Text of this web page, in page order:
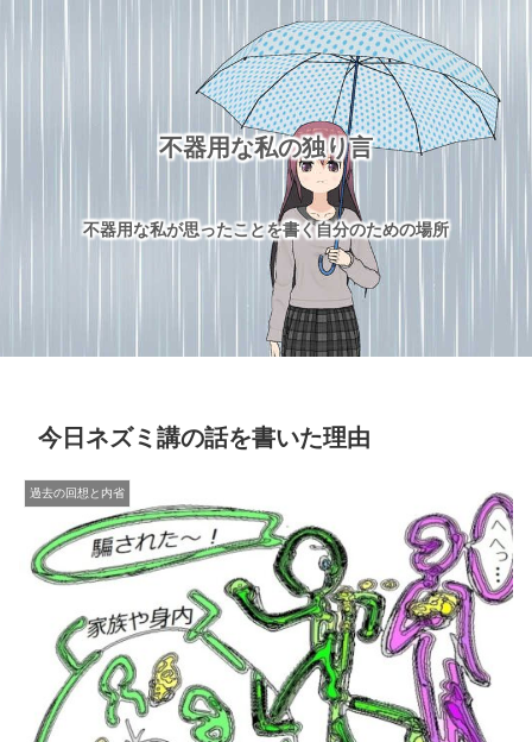
不器用な私の独り言
不器用な私が思ったことを書く自分のための場所
今日ネズミ講の話を書いた理由
過去の回想と内省